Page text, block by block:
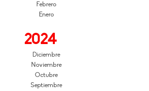
Febrero
Enero
2024
Diciembre
Noviembre
Octubre
Septiembre